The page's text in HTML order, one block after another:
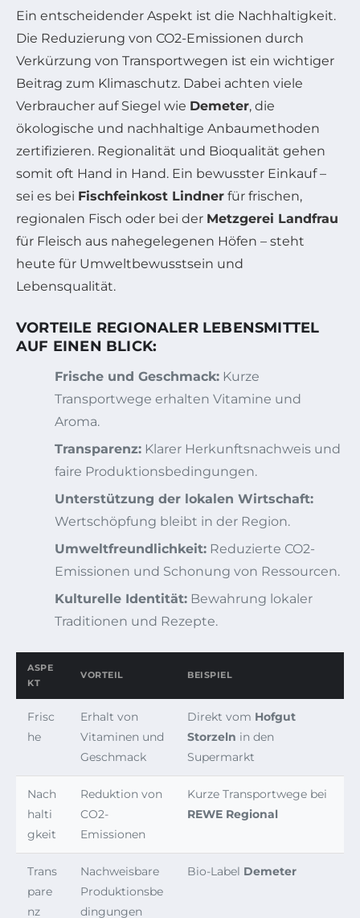
Ein entscheidender Aspekt ist die Nachhaltigkeit.
Die Reduzierung von CO2-Emissionen durch
Verkürzung von Transportwegen ist ein wichtiger
Beitrag zum Klimaschutz. Dabei achten viele
Verbraucher auf Siegel wie Demeter, die
ökologische und nachhaltige Anbaumethoden
zertifizieren. Regionalität und Bioqualität gehen
somit oft Hand in Hand. Ein bewusster Einkauf –
sei es bei Fischfeinkost Lindner für frischen,
regionalen Fisch oder bei der Metzgerei Landfrau
für Fleisch aus nahegelegenen Höfen – steht
heute für Umweltbewusstsein und
Lebensqualität.
VORTEILE REGIONALER LEBENSMITTEL
AUF EINEN BLICK:
Frische und Geschmack: Kurze
Transportwege erhalten Vitamine und
Aroma.
Transparenz: Klarer Herkunftsnachweis und
faire Produktionsbedingungen.
Unterstützung der lokalen Wirtschaft:
Wertschöpfung bleibt in der Region.
Umweltfreundlichkeit: Reduzierte CO2-
Emissionen und Schonung von Ressourcen.
Kulturelle Identität: Bewahrung lokaler
Traditionen und Rezepte.
ASPE
KT
VORTEIL BEISPIEL
Frisc
he
Erhalt von
Vitaminen und
Geschmack
Direkt vom Hofgut
Storzeln in den
Supermarkt
Nach
halti
gkeit
Reduktion von
CO2-
Emissionen
Kurze Transportwege bei
REWE Regional
Trans
pare
nz
Nachweisbare
Produktionsbe
dingungen
Bio-Label Demeter